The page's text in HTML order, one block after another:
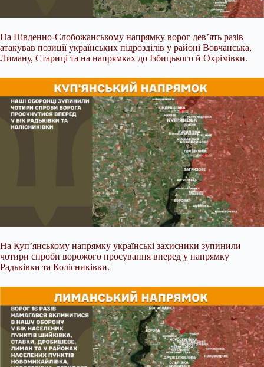
На Південно-Слобожанському напрямку ворог дев’ять разів
атакував позиції українських підрозділів у районі Вовчанська,
Лиману, Стариці та на напрямках до Ізбицького й Охрімівки.
На Куп’янському напрямку українські захисники зупинили
чотири спроби ворожого просування вперед у напрямку
Радьківки та Колісниківки.